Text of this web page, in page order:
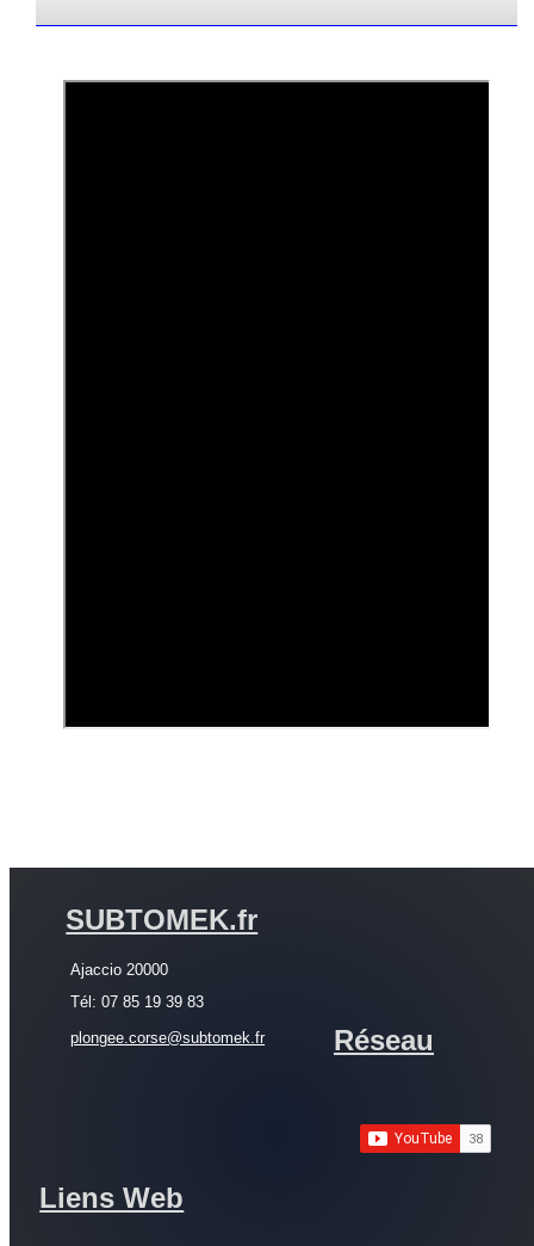
SUBTOMEK.fr
Ajaccio 20000
Tél: 07 85 19 39 83
plongee.corse@subtomek.fr
Réseau
Liens Web